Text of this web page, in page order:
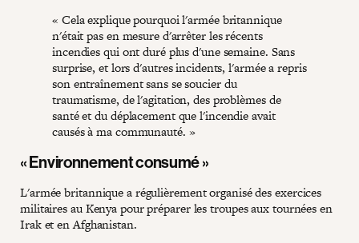
« Cela explique pourquoi l'armée britannique
n'était pas en mesure d'arrêter les récents
incendies qui ont duré plus d'une semaine. Sans
surprise, et lors d'autres incidents, l'armée a repris
son entraînement sans se soucier du
traumatisme, de l'agitation, des problèmes de
santé et du déplacement que l'incendie avait
causés à ma communauté. »
« Environnement consumé »
L'armée britannique a régulièrement organisé des exercices
militaires au Kenya pour préparer les troupes aux tournées en
Irak et en Afghanistan.